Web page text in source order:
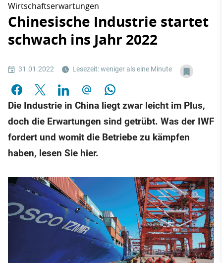
Wirtschaftserwartungen
Chinesische Industrie startet
schwach ins Jahr 2022
31.01.2022 Lesezeit: weniger als eine Minute
Die Industrie in China liegt zwar leicht im Plus,
doch die Erwartungen sind getrübt. Was der IWF
fordert und womit die Betriebe zu kämpfen
haben, lesen Sie hier.